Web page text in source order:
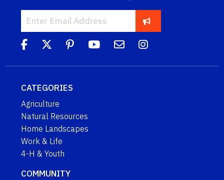
CATEGORIES
Agriculture
Natural Resources
Home Landscapes
Work & Life
4-H & Youth
COMMUNITY